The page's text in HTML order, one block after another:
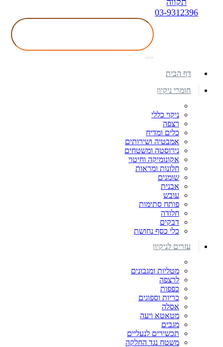
תקווה
03-9312396
דף הבית
חומרי ניקיון
ניקוי כללי
רצפה
כלים ומדיח
אמבטיה ושירותים
נירוסטה ומשטחים
אקונומיקה וחיטוי
חלונות ומראות
שומנים
אבנית
עובש
פותח סתימות
חלודה
דבקים
כלי כסף נחושת
עזרים לניקיון
מטליות ומגבונים
לרצפה
כפפות
כריות וספוגים
אסלה
מטאטא ויעה
מגבים
תכשירים לנעליים
משטח נגד החלקה